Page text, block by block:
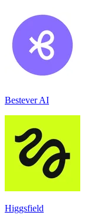
Bestever AI
Higgsfield